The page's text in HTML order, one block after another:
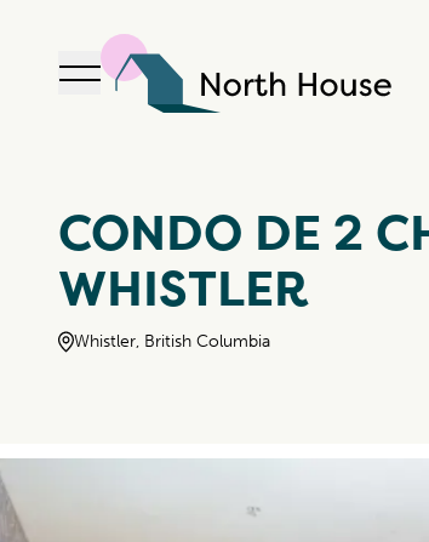
Ouvrir la navigation
CONDO DE 2
WHISTLER
Whistler, British Columbia